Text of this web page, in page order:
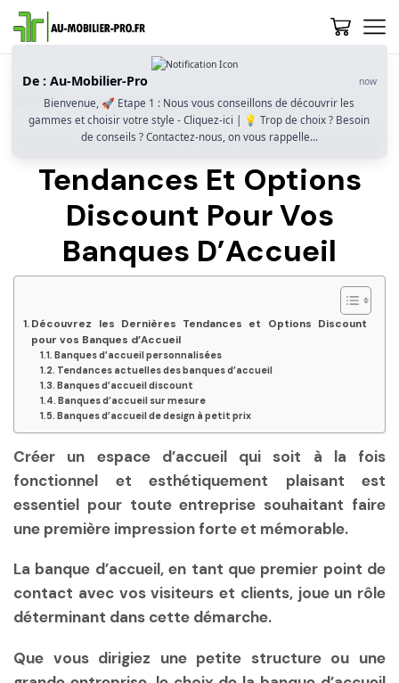
Accueil
Personnalisation Et Tendances Des Banques D’accueil
Découvrez Les Dernières
Tendances Et Options
Discount Pour Vos
Banques D’Accueil
Découvrez les Dernières Tendances et Options Discount
pour vos Banques d’Accueil
Banques d’accueil personnalisées
Tendances actuelles des banques d’accueil
Banques d’accueil discount
Banques d’accueil sur mesure
Banques d’accueil de design à petit prix
Créer un espace d’accueil qui soit à la fois
fonctionnel et esthétiquement plaisant est
essentiel pour toute entreprise souhaitant faire
une première impression forte et mémorable.
La banque d’accueil, en tant que premier point de
contact avec vos visiteurs et clients, joue un rôle
déterminant dans cette démarche.
Que vous dirigiez une petite structure ou une
De : Au-Mobilier-Pro now
Bienvenue, 🚀 Etape 1 : Nous vous conseillons de découvrir les
gammes et choisir votre style - Cliquez-ici | 💡 Trop de choix ? Besoin
de conseils ? Contactez-nous, on vous rappelle...